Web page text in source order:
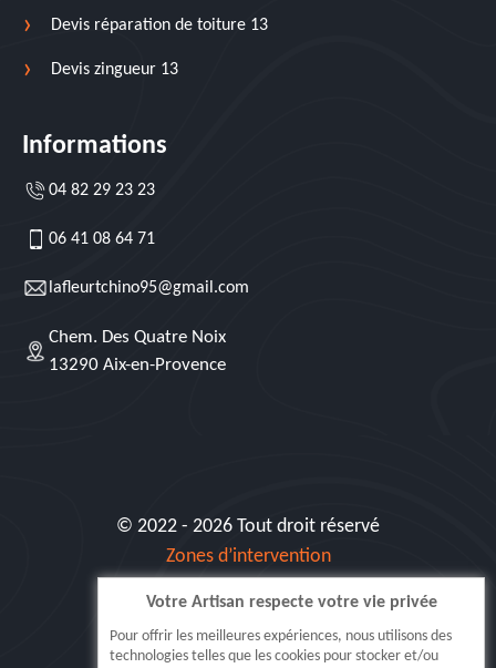
Devis réparation de toiture 13
Devis zingueur 13
Informations
04 82 29 23 23
06 41 08 64 71
lafleurtchino95@gmail.com
Chem. Des Quatre Noix
13290 Aix-en-Provence
© 2022 - 2026 Tout droit réservé
Zones d’intervention
Siret: 515 062 404 000 30
Votre Artisan respecte votre vie privée
Pour offrir les meilleures expériences, nous utilisons des
technologies telles que les cookies pour stocker et/ou